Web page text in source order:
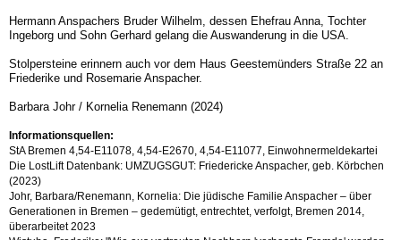
Hermann Anspachers Bruder Wilhelm, dessen Ehefrau Anna, Tochter
Ingeborg und Sohn Gerhard gelang die Auswanderung in die USA.
Stolpersteine erinnern auch vor dem Haus Geestemünders Straße 22 an
Friederike und Rosemarie Anspacher.
Barbara Johr / Kornelia Renemann (2024)
Informationsquellen:
StA Bremen 4,54-E11078, 4,54-E2670, 4,54-E11077, Einwohnermeldekartei
Die LostLift Datenbank: UMZUGSGUT: Friedericke Anspacher, geb. Körbchen
(2023)
Johr, Barbara/Renemann, Kornelia: Die jüdische Familie Anspacher – über
Generationen in Bremen – gedemütigt, entrechtet, verfolgt, Bremen 2014,
überarbeitet 2023